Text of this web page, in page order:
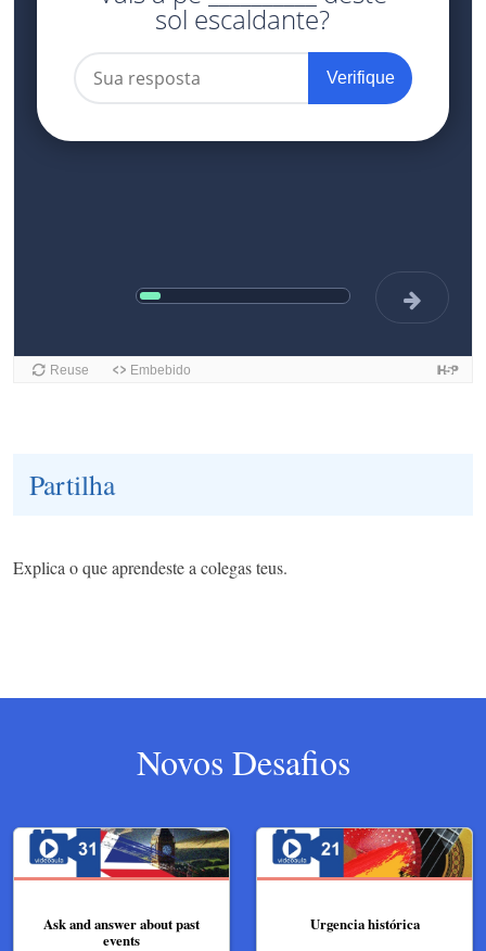
Partilha
Explica o que aprendeste a colegas teus.
Novos Desafios
Ask and answer about past
events
Urgencia histórica